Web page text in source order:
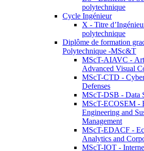
polytechnique
Cycle Ingénieur
X - Titre
polytechnique
Diplôme de formation
Polytechnique -MSc&T
MScT-AIAVC -
Advanced Visual
MScT-CTD -
Defenses
MScT-DSB - Data
MScT-ECOSEM -
Engineering and
Management
MScT-EDACF -
Analytics and
MScT-IOT -